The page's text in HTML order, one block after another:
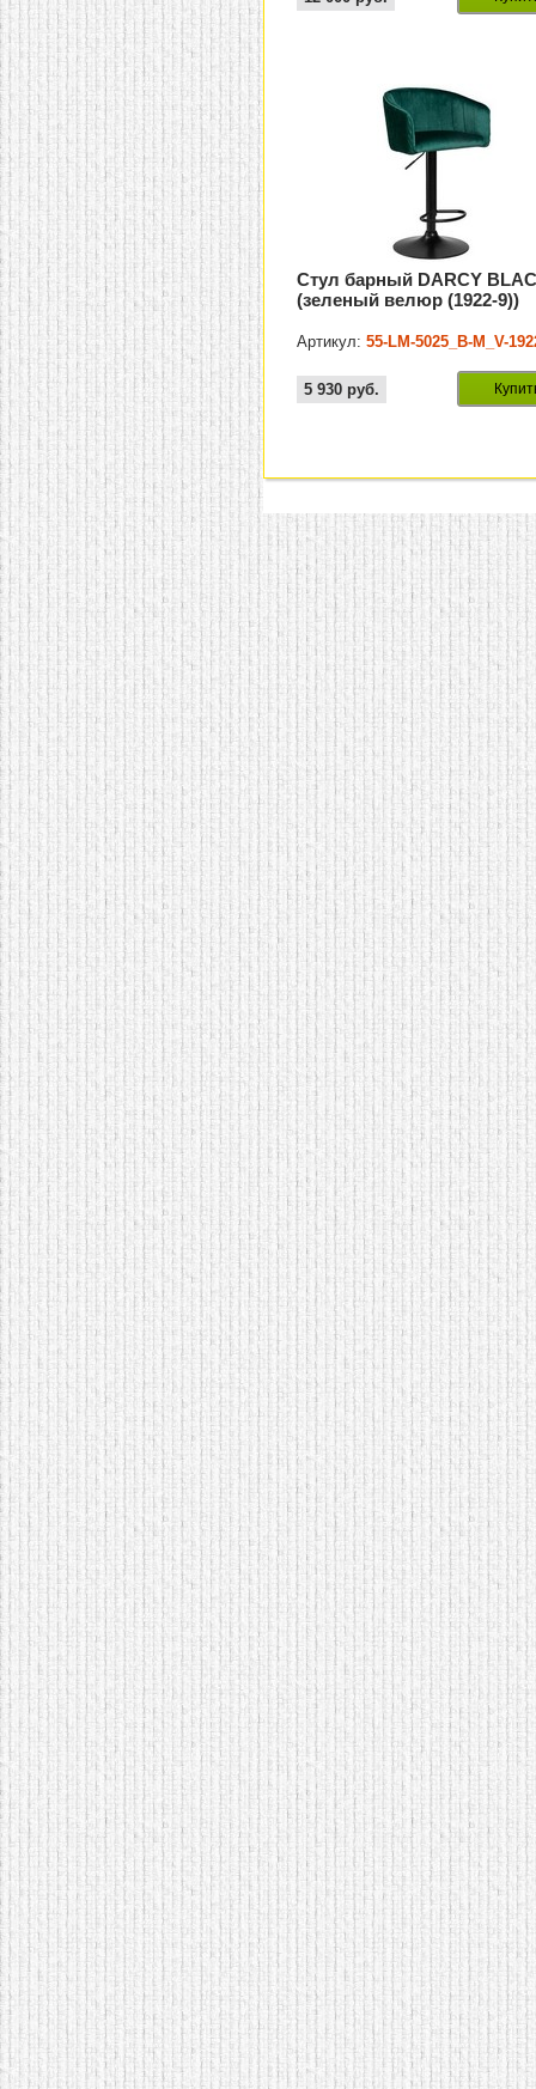
Стул барный DARCY
(зеленый велюр (1922-9))
Артикул:55-LM-5025_B-M_V-
5 930 руб.